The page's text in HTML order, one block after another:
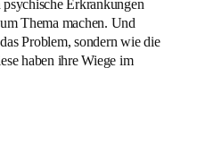
Erkrankungen
Thema machen. Und
Problem, sondern wie die
haben ihre Wiege im